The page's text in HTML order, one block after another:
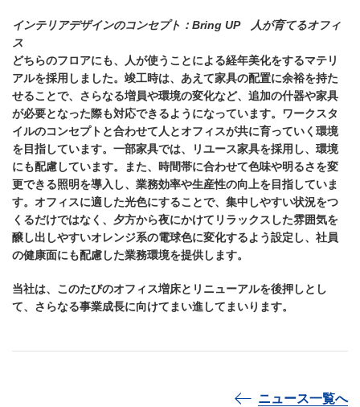
インテリアデザインのコンセプト：Bring UP 人が育てるオフィ
ス
どちらのフロアにも、人が使うことによる経年美化をするマテリ
アルを採用しました。竣工時は、あえて家具の配置に余裕を持た
せることで、さらなる増員や環境の変化など、追加の什器や家具
が必要となった際も対応できるようになっています。ワークスタ
イルのコンセプトと合わせて人とオフィスが共に育っていく環境
を目指しています。一部家具では、リユース家具を採用し、環境
にも配慮しています。また、時間帯に合わせて色味や明るさを変
更できる照明を導入し、業務効率や生産性の向上を目指していま
す。オフィスに適した光色にすることで、集中しやすい状況をつ
くるだけではなく、夕方から夜にかけてリラックスした雰囲気を
醸し出しやすいオレンジ系の電球色に変化するよう設定し、社員
の健康面にも配慮した業務環境を提供します。
当社は、このたびのオフィス増床とリニューアルを後押しとし
て、さらなる事業成長に向けてまい進してまいります。
ニュース一覧へ